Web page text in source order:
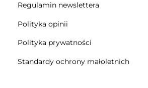
Regulamin newslettera
Polityka opinii
Polityka prywatności
Standardy ochrony małoletnich